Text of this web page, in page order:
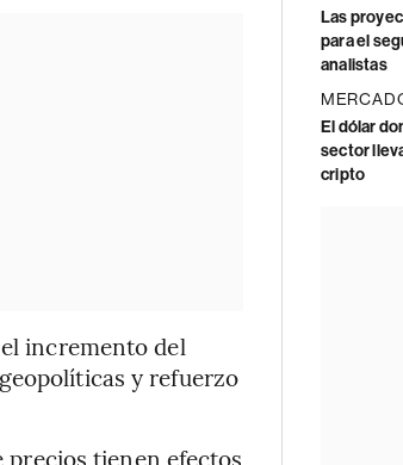
incremento del
y refuerzo
precios tienen efectos
Las
para el
analistas
El dólar
sector
cripto